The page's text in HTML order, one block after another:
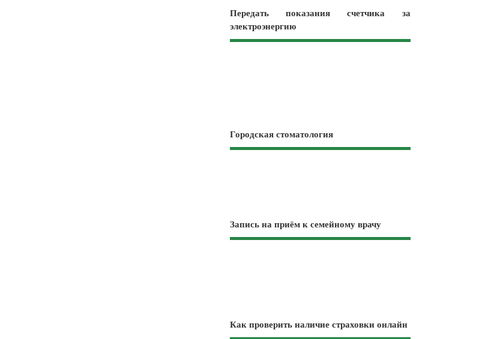
Передать показания счетчика за
электроэнергию
Городская стоматология
Запись на приём к семейному врачу
Как проверить наличие страховки онлайн